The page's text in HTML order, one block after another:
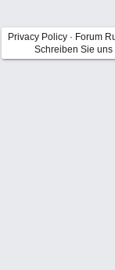
Privacy Policy · Forum
Schreiben Sie uns